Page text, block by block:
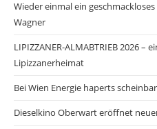
Wieder einmal ein
Wagner
LIPIZZANER-ALMABTRIEB 2026 –
Lipizzanerheimat
Bei Wien Energie haperts
Dieselkino Oberwart eröffnet